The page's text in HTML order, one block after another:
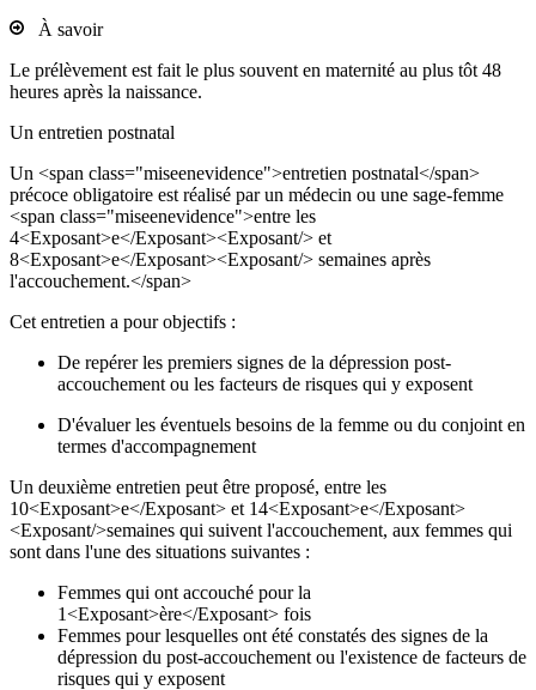
À savoir
Le prélèvement est fait le plus souvent en maternité au plus tôt 48
heures après la naissance.
Un entretien postnatal
Un <span class="miseenevidence">entretien postnatal</span>
précoce obligatoire est réalisé par un médecin ou une sage-femme
<span class="miseenevidence">entre les
4<Exposant>e</Exposant><Exposant/> et
8<Exposant>e</Exposant><Exposant/> semaines après
l'accouchement.</span>
Cet entretien a pour objectifs :
De repérer les premiers signes de la dépression post-
accouchement ou les facteurs de risques qui y exposent
D'évaluer les éventuels besoins de la femme ou du conjoint en
termes d'accompagnement
Un deuxième entretien peut être proposé, entre les
10<Exposant>e</Exposant> et 14<Exposant>e</Exposant>
<Exposant/>semaines qui suivent l'accouchement, aux femmes qui
sont dans l'une des situations suivantes :
Femmes qui ont accouché pour la
1<Exposant>ère</Exposant> fois
Femmes pour lesquelles ont été constatés des signes de la
dépression du post-accouchement ou l'existence de facteurs de
risques qui y exposent